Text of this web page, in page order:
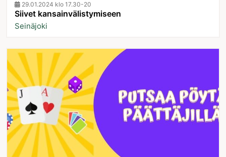
29.01.2024 klo 17.30-20
Siivet kansainvälistymiseen
Seinäjoki